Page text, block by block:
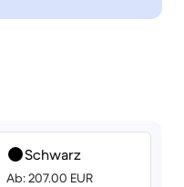
Schwarz
Ab: 207.00 EUR